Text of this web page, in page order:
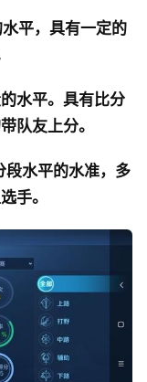
平，具有一定的
水平。具有比分
队友上分。
水平的水准，多
手。